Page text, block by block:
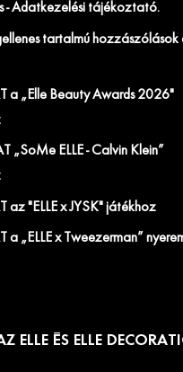
- Adatkezelési tájékoztató.
tartalmú hozzászólások
a „Elle Beauty Awards 2026"
„SoMe ELLE - Calvin Klein”
az "ELLE x JYSK" játékhoz
a „ELLE x Tweezerman”
ELLE ÉS ELLE